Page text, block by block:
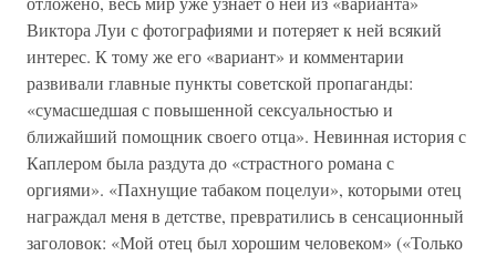
Виктора Луи с фотографиями и потеряет к ней всякий
интерес. К тому же его «вариант» и комментарии
развивали главные пункты советской пропаганды:
«сумасшедшая с повышенной сексуальностью и
ближайший помощник своего отца». Невинная история с
Каплером была раздута до «страстного романа с
оргиями». «Пахнущие табаком поцелуи», которыми отец
награждал меня в детстве, превратились в сенсационный
заголовок: «Мой отец был хорошим человеком» («Только